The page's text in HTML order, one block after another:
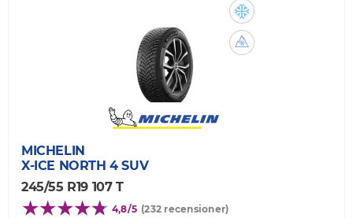
MICHELIN
X-ICE NORTH 4 SUV
245/55 R19 107 T
4,8/5 (232 recensioner)